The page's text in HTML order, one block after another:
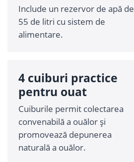
Include un rezervor de apă de
55 de litri cu sistem de
alimentare.
4 cuiburi practice
pentru ouat
Cuiburile permit colectarea
convenabilă a ouălor și
promovează depunerea
naturală a ouălor.